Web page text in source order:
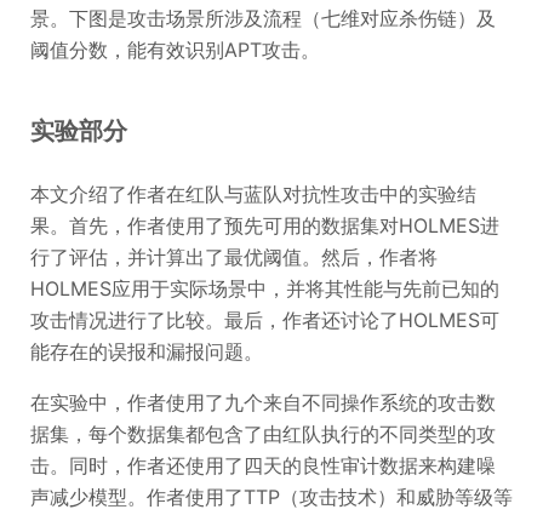
景。下图是攻击场景所涉及流程（七维对应杀伤链）及
阈值分数，能有效识别APT攻击。
实验部分
本文介绍了作者在红队与蓝队对抗性攻击中的实验结
果。首先，作者使用了预先可用的数据集对HOLMES进
行了评估，并计算出了最优阈值。然后，作者将
HOLMES应用于实际场景中，并将其性能与先前已知的
攻击情况进行了比较。最后，作者还讨论了HOLMES可
能存在的误报和漏报问题。
在实验中，作者使用了九个来自不同操作系统的攻击数
据集，每个数据集都包含了由红队执行的不同类型的攻
击。同时，作者还使用了四天的良性审计数据来构建噪
声减少模型。作者使用了TTP（攻击技术）和威胁等级等